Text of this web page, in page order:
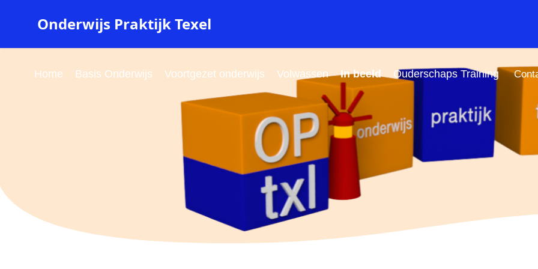
Onderwijs Praktijk Texel
Home Basis Onderwijs Voortgezet onderwijs Volwassen In beeld Ouderschaps Training